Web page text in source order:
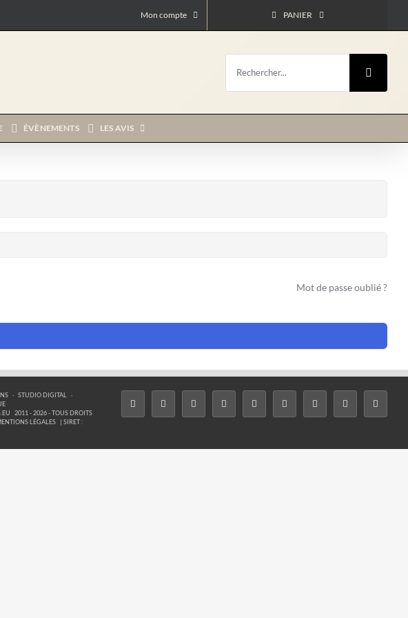
Mon compte PANIER
ÉVÈNEMENTS LES AVIS
Mot de passe oublié ?
· STUDIO DIGITAL
·
2011 - 2026 - TOUS DROITS
LÉGALES
| SIRET :